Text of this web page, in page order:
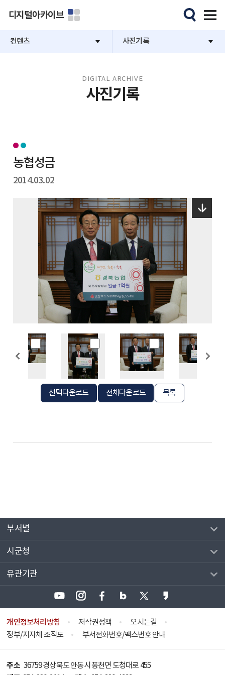
디지털아카이브
컨텐츠 사진기록
DIGITAL ARCHIVE
사진기록
농협성금
2014.03.02
선택다운로드 전체다운로드 목록
부서별
시군청
유관기관
개인정보처리방침 저작권정책
오시는길
정부/지자체 조직도
부서전화번호/팩스번호 안내
주소 36759 경상북도 안동시 풍천면 도청대로 455